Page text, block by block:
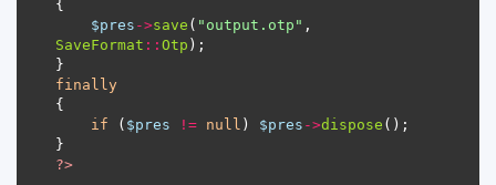
$pres ->save ( "output.otp"
SaveFormat :: Otp
finally
if ( $pres != null ) $pres ->dispose
?>